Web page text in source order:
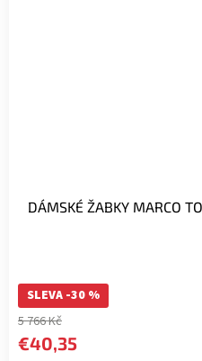
DÁMSKÉ ŽABKY MARCO
SLEVA -30 %
5 766 Kč
€40,35